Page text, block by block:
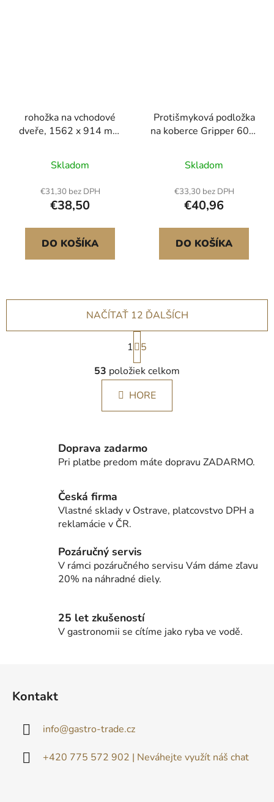
rohožka na vchodové
dveře, 1562 x 914 mm
rohož pro vnitřní i
venkovní použití,
moderní stylový
koberec s TPE
podkladem, odolný
pratelný průmyslový
koberec do chodby, na
Skladom
€31,30 bez DPH
€38,50
DO KOŠÍKA
Protišmyková podložka
na koberce Gripper 60,2
s hrúbkou 0,24 palca na
podlahe
Skladom
€33,30 bez DPH
€40,96
DO KOŠÍKA
O
v
l
á
d
i
e
v
v
ý
p
u
NAČÍTAŤ 12 ĎALŠÍCH
S
t
r
á
n
k
i
e
1
5
53 položiek celkom
HORE
Doprava zadarmo
Pri platbe predom máte dopravu ZADARMO.
Česká firma
Vlastné sklady v Ostrave, platcovstvo DPH a
reklamácie v ČR.
Pozáručný servis
V rámci pozáručného servisu Vám dáme zľavu
20% na náhradné diely.
25 let zkušeností
V gastronomii se cítíme jako ryba ve vodě.
Kontakt
info@gastro-trade.cz
+420 775 572 902 | Neváhejte využít náš chat